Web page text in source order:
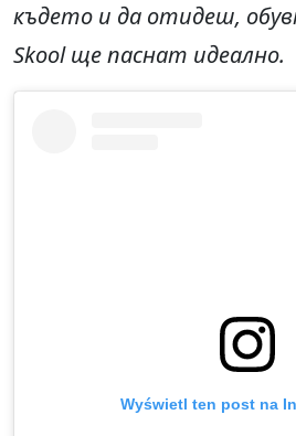
където и да отидеш,
Skool ще паснат идеално.
Wyświetl ten post na